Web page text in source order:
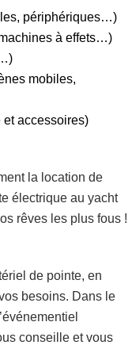
périphériques…)
à effets…)
mobiles,
et accessoires)
la location de
électrique au yacht
rêves les plus fous !
de pointe, en
besoins. Dans le
conseille et vous